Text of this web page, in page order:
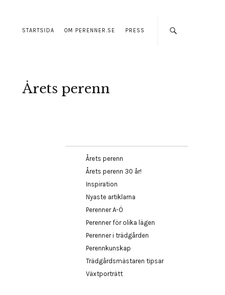
STARTSIDA OM PERENNER.SE PRESS
Årets perenn
Årets perenn
Årets perenn 30 år!
Inspiration
Nyaste artiklarna
Perenner A-Ö
Perenner för olika lägen
Perenner i trädgården
Perennkunskap
Trädgårdsmästaren tipsar
Växtporträtt